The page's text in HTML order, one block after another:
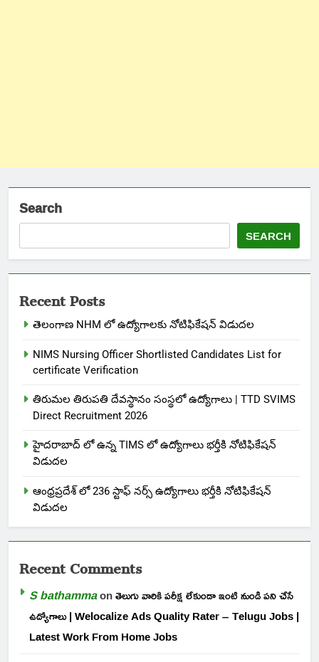
Search
SEARCH
Recent Posts
తెలంగాణ NHM లో ఉద్యోగాలకు నోటిఫికేషన్ విడుదల
NIMS Nursing Officer Shortlisted Candidates List for
certificate Verification
తిరుమల తిరుపతి దేవస్థానం సంస్థలో ఉద్యోగాలు | TTD SVIMS
Direct Recruitment 2026
హైదరాబాద్ లో ఉన్న TIMS లో ఉద్యోగాలు భర్తీకి నోటిఫికేషన్
విడుదల
ఆంధ్రప్రదేశ్ లో 236 స్టాఫ్ నర్స్ ఉద్యోగాలు భర్తీకి నోటిఫికేషన్
విడుదల
Recent Comments
S bathammaonతెలుగు వారికి పరీక్ష లేకుండా ఇంటి నుండి పని చేసే
ఉద్యోగాలు | Welocalize Ads Quality Rater – Telugu Jobs |
Latest Work From Home Jobs